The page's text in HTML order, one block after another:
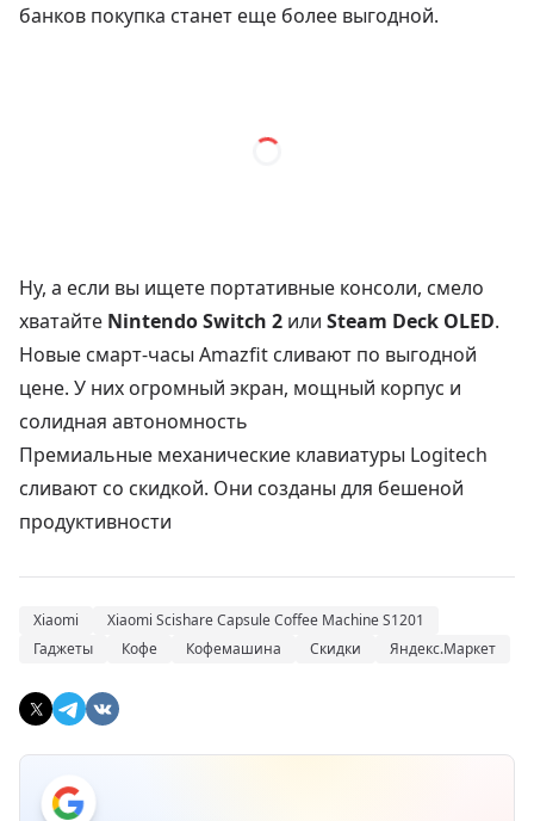
банков покупка станет еще более выгодной.
Ну, а если вы ищете портативные консоли, смело
хватайте Nintendo Switch 2 или Steam Deck OLED.
Новые смарт-часы Amazfit сливают по выгодной
цене. У них огромный экран, мощный корпус и
солидная автономность
Премиальные механические клавиатуры Logitech
сливают со скидкой. Они созданы для бешеной
продуктивности
Xiaomi
Xiaomi Scishare Capsule Coffee Machine S1201
Гаджеты
Кофе Кофемашина Скидки Яндекс.Маркет